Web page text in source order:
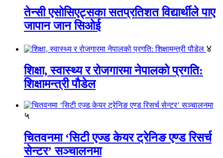
तेन्सी एसोसिएट्सका सतप्रतिशत विद्यार्थीले पाए
जापान जान सिओई
४
शिक्षा, स्वास्थ्य र रोजगारमा नेपालको प्रगति:
शिक्षामन्त्री पौडेल
५
चितवनमा ‘सिटी एज्ड केयर ट्रेनिङ एण्ड रिसर्च
सेन्टर’ सञ्चालनमा